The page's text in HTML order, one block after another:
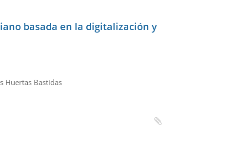
basada en la digitalización y
Huertas Bastidas